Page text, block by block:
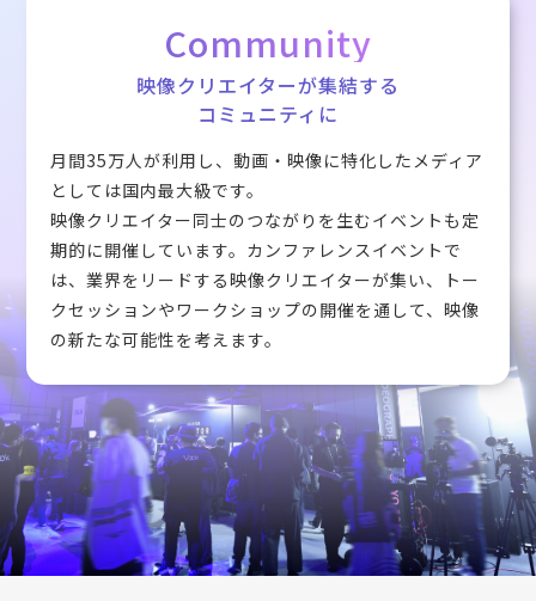
Community
映像クリエイターが集結する
コミュニティに
月間35万人が利用し、動画・映像に特化したメディア
としては国内最大級です。
映像クリエイター同士のつながりを生むイベントも定
期的に開催しています。カンファレンスイベントで
は、業界をリードする映像クリエイターが集い、トー
クセッションやワークショップの開催を通して、映像
の新たな可能性を考えます。